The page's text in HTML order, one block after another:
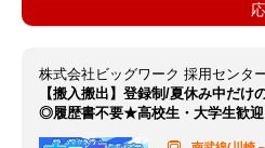
【搬入搬出】登録制/夏休み中だけ
◎履歴書不要★高校生・大学生歓迎